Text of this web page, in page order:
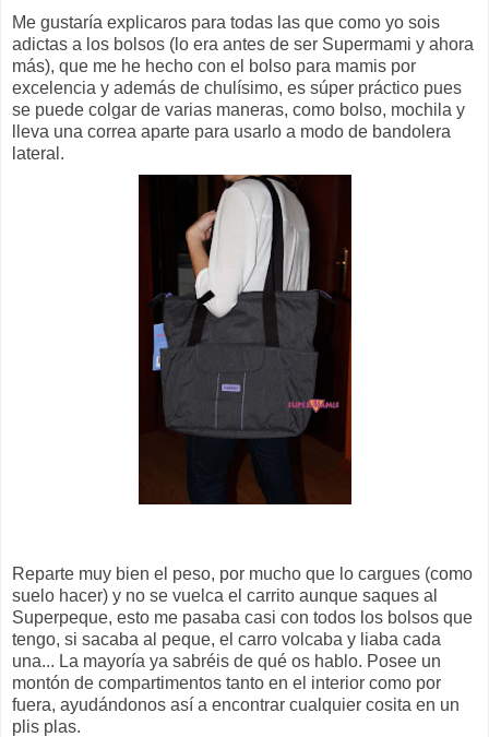
Me gustaría explicaros para todas las que como yo sois
adictas a los bolsos (lo era antes de ser Supermami y ahora
más), que me he hecho con el bolso para mamis por
excelencia y además de chulísimo, es súper práctico pues
se puede colgar de varias maneras, como bolso, mochila y
lleva una correa aparte para usarlo a modo de bandolera
lateral.
Reparte muy bien el peso, por mucho que lo cargues (como
suelo hacer) y no se vuelca el carrito aunque saques al
Superpeque, esto me pasaba casi con todos los bolsos que
tengo, si sacaba al peque, el carro volcaba y liaba cada
una... La mayoría ya sabréis de qué os hablo. Posee un
montón de compartimentos tanto en el interior como por
fuera, ayudándonos así a encontrar cualquier cosita en un
plis plas.